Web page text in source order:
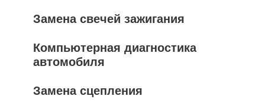
Замена свечей зажигания
Компьютерная диагностика
автомобиля
Замена сцепления